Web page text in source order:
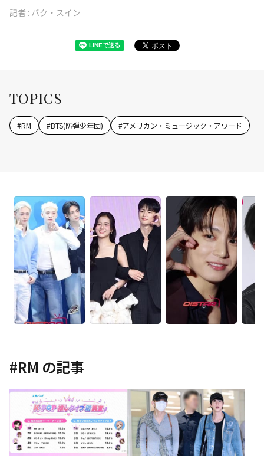
記者 : パク・スイン
TOPICS
#RM #BTS(防弾少年団) #アメリカン・ミュージック・アワード
#RM の記事